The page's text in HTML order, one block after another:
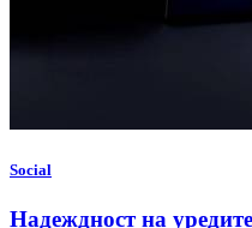
Social
Надеждност на